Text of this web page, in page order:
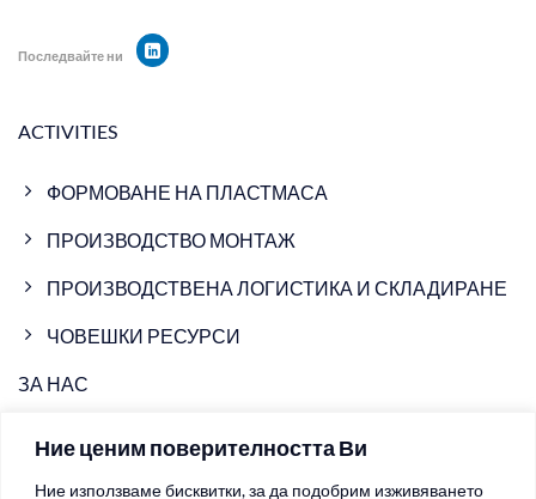
Ние ценим поверителността Ви
Ние използваме бисквитки, за да подобрим изживяването
ACTIVITIES
ФОРМОВАНЕ НА ПЛАСТМАСА
ПРОИЗВОДСТВО МОНТАЖ
ПРОИЗВОДСТВЕНА ЛОГИСТИКА И СКЛАДИРАНЕ
ЧОВЕШКИ РЕСУРСИ
ЗА НАС
НОВИНИ
Последвайте ни